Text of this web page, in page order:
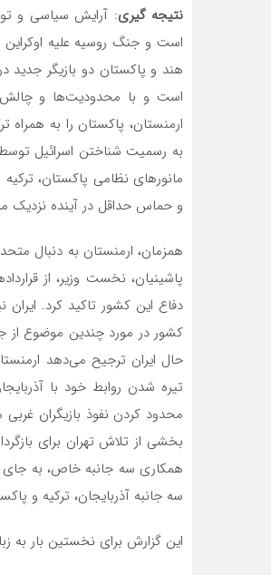
نتیجه گیری: آرایش سیاسی و
است و جنگ روسیه علیه اوکراین
هند و پاکستان دو بازیگر جدید
است و با محدودیت‌ها و
ارمنستان، پاکستان را به
به رسمیت شناختن اسرائیل
و حماس حداقل در آینده نزدیک
همزمان، ارمنستان به دنبال
پاشینیان، نخست وزیر، از
دفاع این کشور تاکید کرد.
کشور در مورد چندین موضوع از
حال ایران ترجیح‌ می‌دهد
تیره شدن روابط خود با
محدود کردن نفوذ بازیگران
بخشی از تلاش تهران برای
همکاری سه جانبه خاص، به جای
سه جانبه آذربایجان، ترکیه و
این گزارش برای نخستین بار به